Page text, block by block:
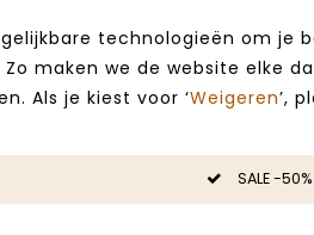
technologieën om je
maken we de website elke
Als je kiest voor ‘Weigeren’,
SALE -50%